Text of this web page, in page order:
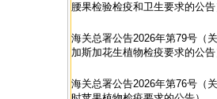
腰果检验检疫和卫生要求的公告
海关总署公告2026年第79号（
加斯加花生植物检疫要求的公告
海关总署公告2026年第76号（